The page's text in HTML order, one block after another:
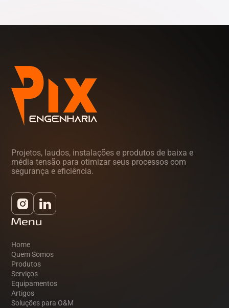
Projetos, laudos, instalações e produtos de baixa e
média tensão para otimizar seus processos com
segurança e eficiência.
Menu
Home
Quem Somos
Produtos
Serviços
Equipamentos
Artigos
Soluções para O&M